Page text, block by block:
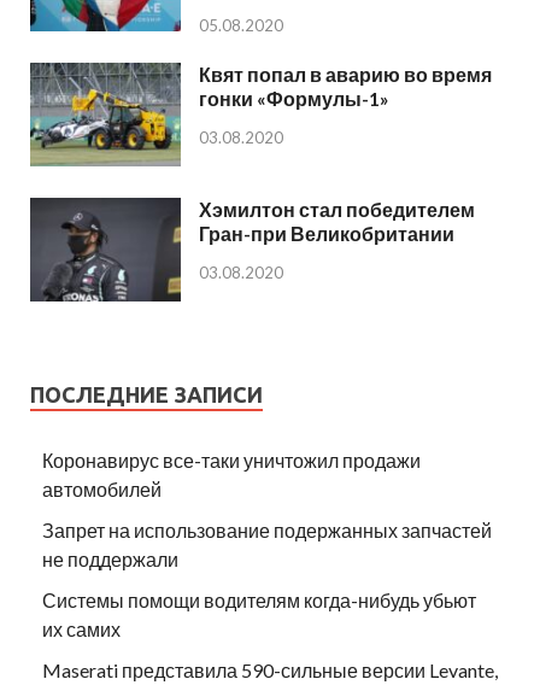
05.08.2020
Квят попал в аварию во время
гонки «Формулы-1»
03.08.2020
Хэмилтон стал победителем
Гран-при Великобритании
03.08.2020
ПОСЛЕДНИЕ ЗАПИСИ
Коронавирус все-таки уничтожил продажи
автомобилей
Запрет на использование подержанных запчастей
не поддержали
Системы помощи водителям когда-нибудь убьют
их самих
Maserati представила 590-сильные версии Levante,